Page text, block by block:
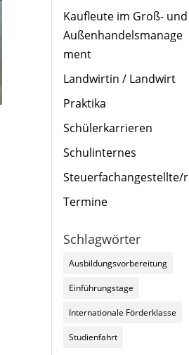
Kaufleute im Groß- und
Außenhandelsmanage
ment
Landwirtin / Landwirt
Praktika
Schülerkarrieren
Schulinternes
Steuerfachangestellte/r
Termine
Schlagwörter
Ausbildungsvorbereitung
Einführungstage
Internationale Förderklasse
Studienfahrt